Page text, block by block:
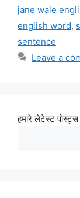
jane wale
english word,
sentence
Leave a
हमारे लेटेस्ट